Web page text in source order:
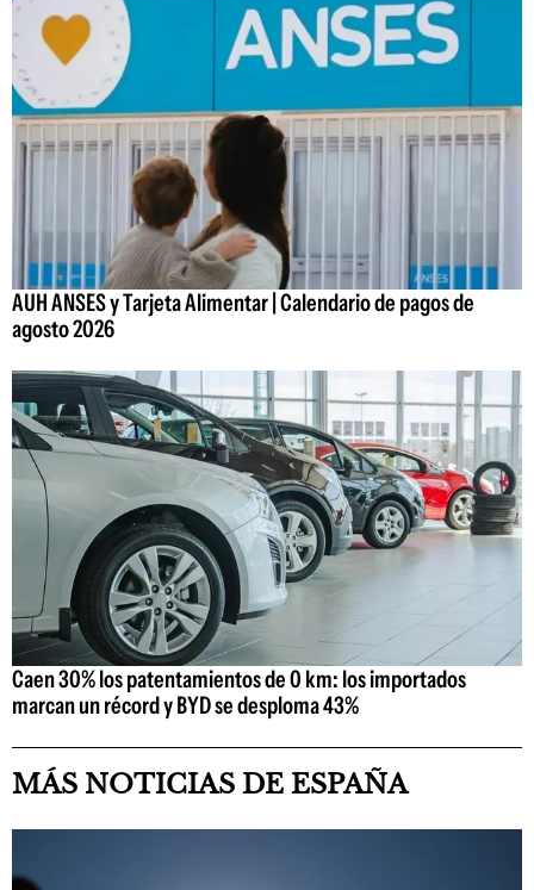
AUH ANSES y Tarjeta Alimentar | Calendario de pagos de
agosto 2026
Caen 30% los patentamientos de 0 km: los importados
marcan un récord y BYD se desploma 43%
MÁS NOTICIAS DE ESPAÑA